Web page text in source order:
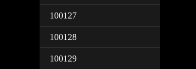
100127
100128
100129